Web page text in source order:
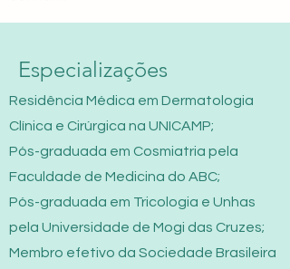
Especializações
Residência Médica em Dermatologia
Clínica e Cirúrgica na UNICAMP;
Pós-graduada em Cosmiatria pela
Faculdade de Medicina do ABC;
Pós-graduada em Tricologia e Unhas
pela Universidade de Mogi das Cruzes;
Membro efetivo da Sociedade Brasileira